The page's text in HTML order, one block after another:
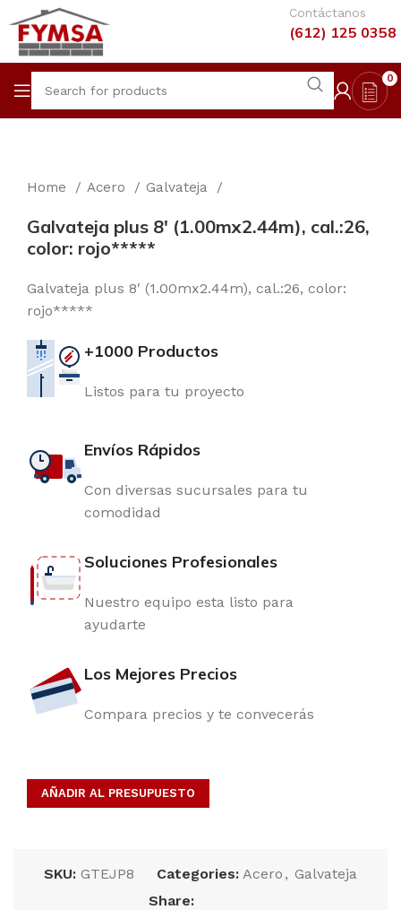
Contáctanos
(612) 125 0358
0
Home Acero Galvateja
Galvateja plus 8′ (1.00mx2.44m), cal.:26,
color: rojo*****
Galvateja plus 8′ (1.00mx2.44m), cal.:26, color:
rojo*****
+1000 Productos
Listos para tu proyecto
Envíos Rápidos
Con diversas sucursales para tu
comodidad
Soluciones Profesionales
Nuestro equipo esta listo para
ayudarte
Los Mejores Precios
Compara precios y te convecerás
AÑADIR AL PRESUPUESTO
SKU: GTEJP8 Categories: Acero , Galvateja
Share: